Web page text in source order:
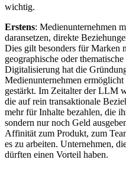
wichtig.
Erstens: Medienunternehmen
daransetzen, direkte
Dies gilt besonders für Marken
geographische oder
Digitalisierung hat die
Medienunternehmen
gestärkt. Im Zeitalter der LLM
die auf rein transaktionale
mehr für Inhalte bezahlen, die
sondern nur noch Geld
Affinität zum Produkt, zum
es zu arbeiten. Unternehmen,
dürften einen Vorteil haben.